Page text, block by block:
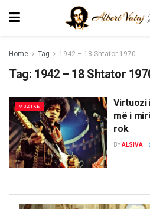
Home Tag 1942 – 18 Shtator 1970
Tag: 1942 – 18 Shtator
MUZIKË
Virtuozi
më i
rok
BYALSIVA